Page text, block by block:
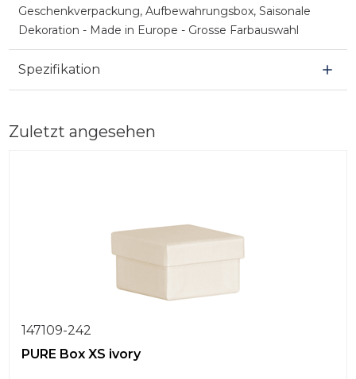
Geschenkverpackung, Aufbewahrungsbox, Saisonale
Dekoration - Made in Europe - Grosse Farbauswahl
Spezifikation
Zuletzt angesehen
147109-242
PURE Box XS ivory